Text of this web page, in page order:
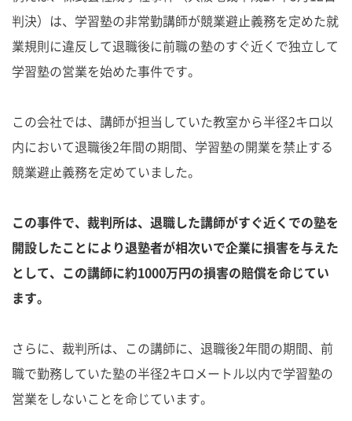
判決）は、学習塾の非常勤講師が競業避止義務を定めた就
業規則に違反して退職後に前職の塾のすぐ近くで独立して
学習塾の営業を始めた事件です。
この会社では、講師が担当していた教室から半径2キロ以
内において退職後2年間の期間、学習塾の開業を禁止する
競業避止義務を定めていました。
この事件で、裁判所は、退職した講師がすぐ近くでの塾を
開設したことにより退塾者が相次いで企業に損害を与えた
として、この講師に約1000万円の損害の賠償を命じてい
ます。
さらに、裁判所は、この講師に、退職後2年間の期間、前
職で勤務していた塾の半径2キロメートル以内で学習塾の
営業をしないことを命じています。